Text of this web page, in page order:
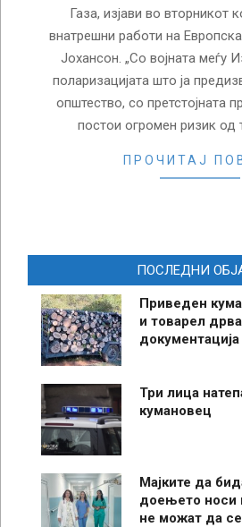
Газа, изјави во вторникот
внатрешни работи на
Јохансон. „Со војната меѓу
поларизацијата што ја
општество, со претстојната
постои огромен ризик од
ПРОЧИТАЈ
ПОСЛЕДНИ
Приведен
и товарел
документација
Три лица
кумановец
Мајките да
доењето носи
не можат да